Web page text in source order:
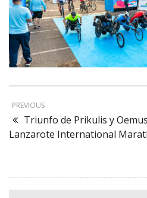
PREVIOUS
Triunfo de Prikulis y
Lanzarote International